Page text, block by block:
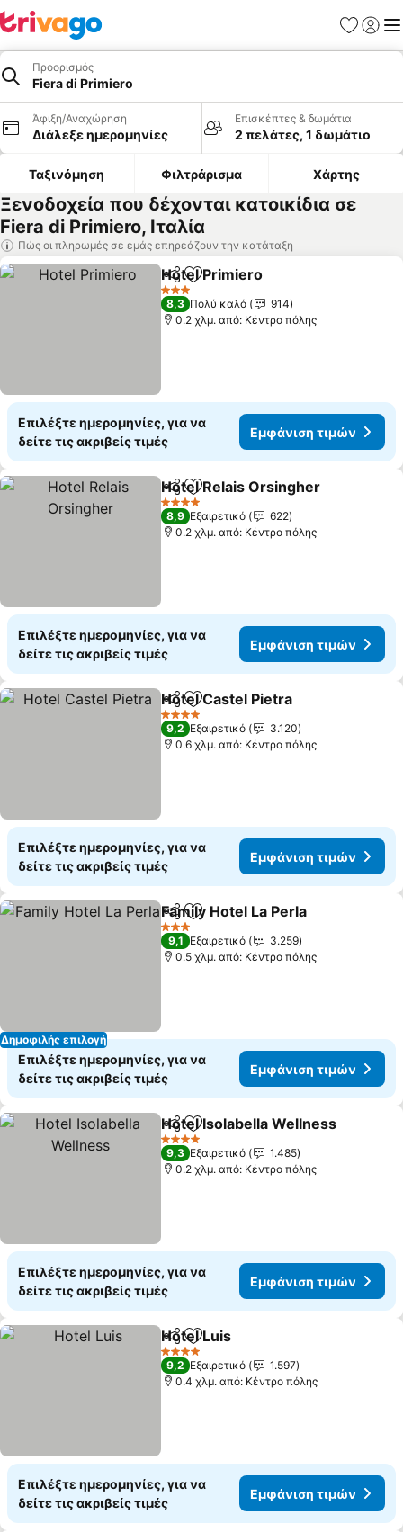
Προορισμός
Fiera di Primiero
Άφιξη/Αναχώρηση
Διάλεξε ημερομηνίες
Επισκέπτες & δωμάτια
2 πελάτες, 1 δωμάτιο
Ταξινόμηση Φιλτράρισμα Χάρτης
Ξενοδοχεία που δέχονται κατοικίδια σε
Fiera di Primiero, Ιταλία
Πώς οι πληρωμές σε εμάς επηρεάζουν την κατάταξη
Κοινοποίηση
Προσθήκη στα αγαπημένα
Hotel Primiero
3 Αστέρια
8,3 Πολύ καλό
914
0.2 χλμ. από: Κέντρο πόλης
Επιλέξτε ημερομηνίες, για να
δείτε τις ακριβείς τιμές
Εμφάνιση τιμών
Κοινοποίηση
Προσθήκη στα αγαπημένα
Hotel Relais Orsingher
4 Αστέρια
8,9 Εξαιρετικό
622
0.2 χλμ. από: Κέντρο πόλης
Επιλέξτε ημερομηνίες, για να
δείτε τις ακριβείς τιμές
Εμφάνιση τιμών
Κοινοποίηση
Προσθήκη στα αγαπημένα
Hotel Castel Pietra
4 Αστέρια
9,2 Εξαιρετικό
3.120
0.6 χλμ. από: Κέντρο πόλης
Επιλέξτε ημερομηνίες, για να
δείτε τις ακριβείς τιμές
Εμφάνιση τιμών
Δημοφιλής επιλογή
Κοινοποίηση
Προσθήκη στα αγαπημένα
Family Hotel La Perla
3 Αστέρια
9,1 Εξαιρετικό
3.259
0.5 χλμ. από: Κέντρο πόλης
Επιλέξτε ημερομηνίες, για να
δείτε τις ακριβείς τιμές
Εμφάνιση τιμών
Κοινοποίηση
Προσθήκη στα αγαπημένα
Hotel Isolabella Wellness
4 Αστέρια
9,3 Εξαιρετικό
1.485
0.2 χλμ. από: Κέντρο πόλης
Επιλέξτε ημερομηνίες, για να
δείτε τις ακριβείς τιμές
Εμφάνιση τιμών
Κοινοποίηση
Προσθήκη στα αγαπημένα
Hotel Luis
4 Αστέρια
9,2 Εξαιρετικό
1.597
0.4 χλμ. από: Κέντρο πόλης
Επιλέξτε ημερομηνίες, για να
δείτε τις ακριβείς τιμές
Εμφάνιση τιμών